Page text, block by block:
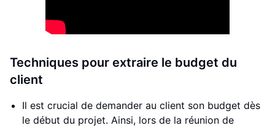
Techniques pour extraire le budget du
client
Il est crucial de demander au client son budget dès
le début du projet. Ainsi, lors de la réunion de